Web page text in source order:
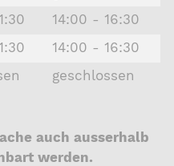
14:00 - 16:30
14:00 - 16:30
geschlossen
auch ausserhalb
werden.